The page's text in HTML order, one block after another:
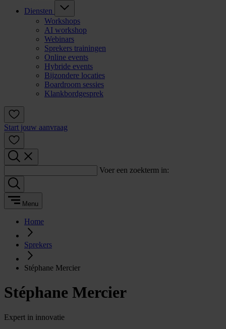
Diensten
Workshops
AI workshop
Webinars
Sprekers trainingen
Online events
Hybride events
Bijzondere locaties
Boardroom sessies
Klankbordgesprek
Start jouw aanvraag
Voer een zoekterm in:
Menu
Home
Sprekers
Stéphane Mercier
Stéphane Mercier
Expert in innovatie